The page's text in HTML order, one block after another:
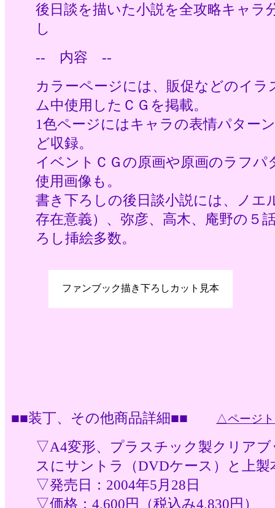
後日談を描いた小説を全攻略キャラ
し
-- 内容 --
カラーページには、 販促などのイラ
ム中使用したＣＧを掲載。
1色ページにはキャラの表情パター
ど収録。
イベントＣＧの原画や原画のラフパ
使用画像も。
書き下ろしの後日談小説には、ノエ
存在意義）、弥彦、高木、庵野の５
ろし挿絵多数。
ファンブック描き下ろしカット見本
■■装丁、その他商品詳細■■ △ページ
▽A4変形、プラスチック製クリアブ
スにサントラ（DVDケース）と上製
▽発売日：2004年5月28日
▽価格：4,600円（税込み4,830円）